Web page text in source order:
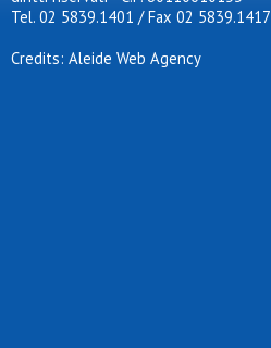
Tel. 02 5839.1401 / Fax 02 5839.1417
Credits: Aleide Web Agency